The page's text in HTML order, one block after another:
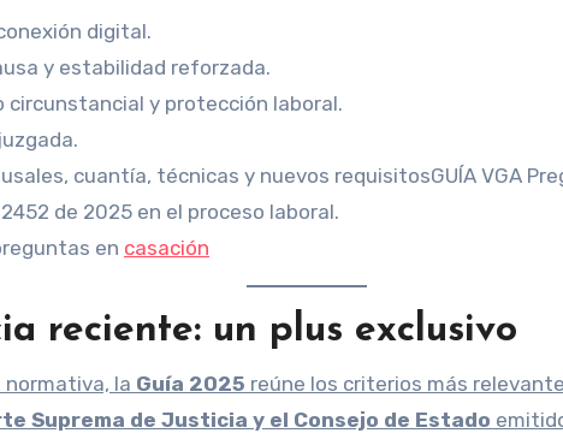
digital.
y estabilidad reforzada.
circunstancial y protección laboral.
cuantía, técnicas y nuevos requisitosGUÍA VGA
de 2025 en el proceso laboral.
en casación
reciente: un plus exclusivo
normativa, la Guía 2025 reúne los criterios más
Suprema de Justicia y el Consejo de Estado